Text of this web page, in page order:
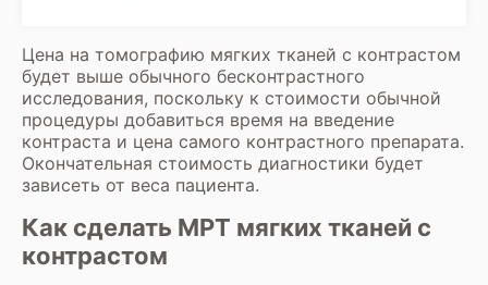
Цена на томографию мягких тканей с контрастом
будет выше обычного бесконтрастного
исследования, поскольку к стоимости обычной
процедуры добавиться время на введение
контраста и цена самого контрастного препарата.
Окончательная стоимость диагностики будет
зависеть от веса пациента.
Как сделать МРТ мягких тканей с
контрастом